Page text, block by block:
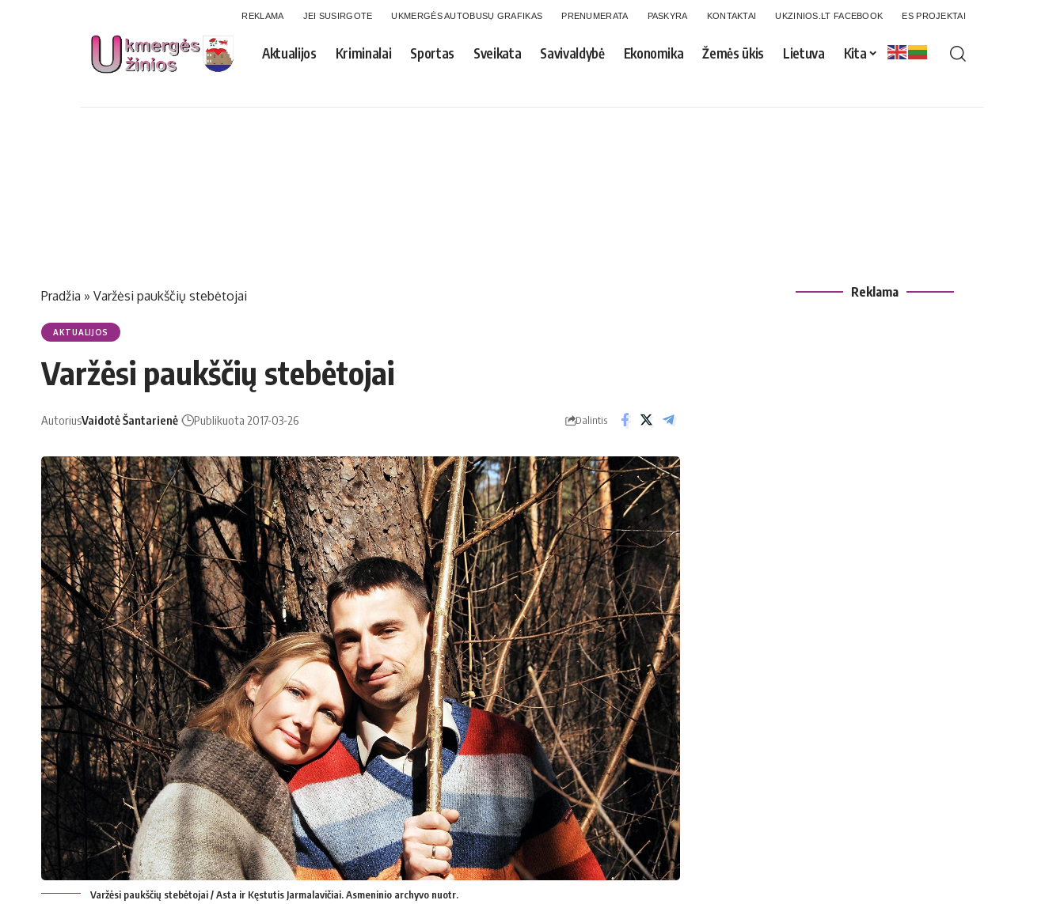
REKLAMA JEI SUSIRGOTE UKMERGĖS AUTOBUSŲ GRAFIKAS PRENUMERATA PASKYRA KONTAKTAI UKZINIOS.LT FACEBOOK ES PROJEKTAI
Aktualijos Kriminalai Sportas Sveikata Savivaldybė Ekonomika Žemės ūkis Lietuva Kita
Pradžia » Varžėsi paukščių stebėtojai
AKTUALIJOS
Varžėsi paukščių stebėtojai
AutoriusVaidotė Šantarienė Publikuota 2017-03-26 Dalintis
Varžėsi paukščių stebėtojai / Asta ir Kęstutis Jarmalavičiai. Asmeninio archyvo nuotr.
Reklama